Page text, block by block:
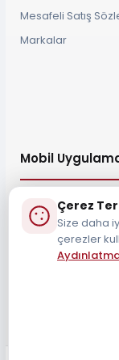
Mesafeli Satış
Markalar
Mobil
Çerez
Size daha
çerezler